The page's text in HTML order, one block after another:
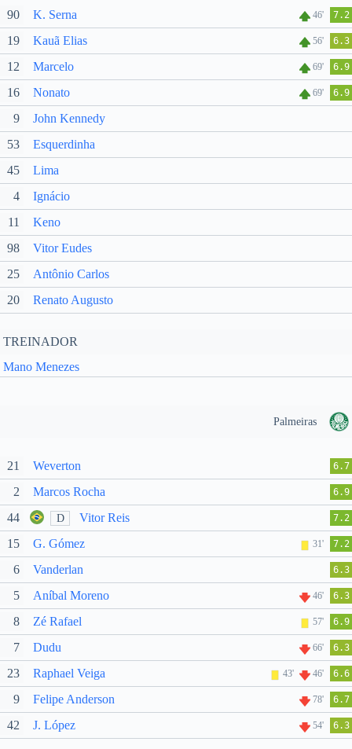
90 K. Serna 46' 7.2
19 Kauã Elias 56' 6.3
12 Marcelo 69' 6.9
16 Nonato 69' 6.9
9
John Kennedy
53
Esquerdinha
45
Lima
4
Ignácio
11
Keno
98
Vitor Eudes
25
Antônio Carlos
20
Renato Augusto
TREINADOR
Mano Menezes
Palmeiras
21 Weverton 6.7
2 Marcos Rocha 6.9
44 D Vitor Reis 7.2
15 G. Gómez 31' 7.2
6 Vanderlan 6.3
5 Aníbal Moreno 46' 6.3
8 Zé Rafael 57' 6.9
7 Dudu 66' 6.3
23 Raphael Veiga 43' 46' 6.6
9 Felipe Anderson 78' 6.7
42 J. López 54' 6.3